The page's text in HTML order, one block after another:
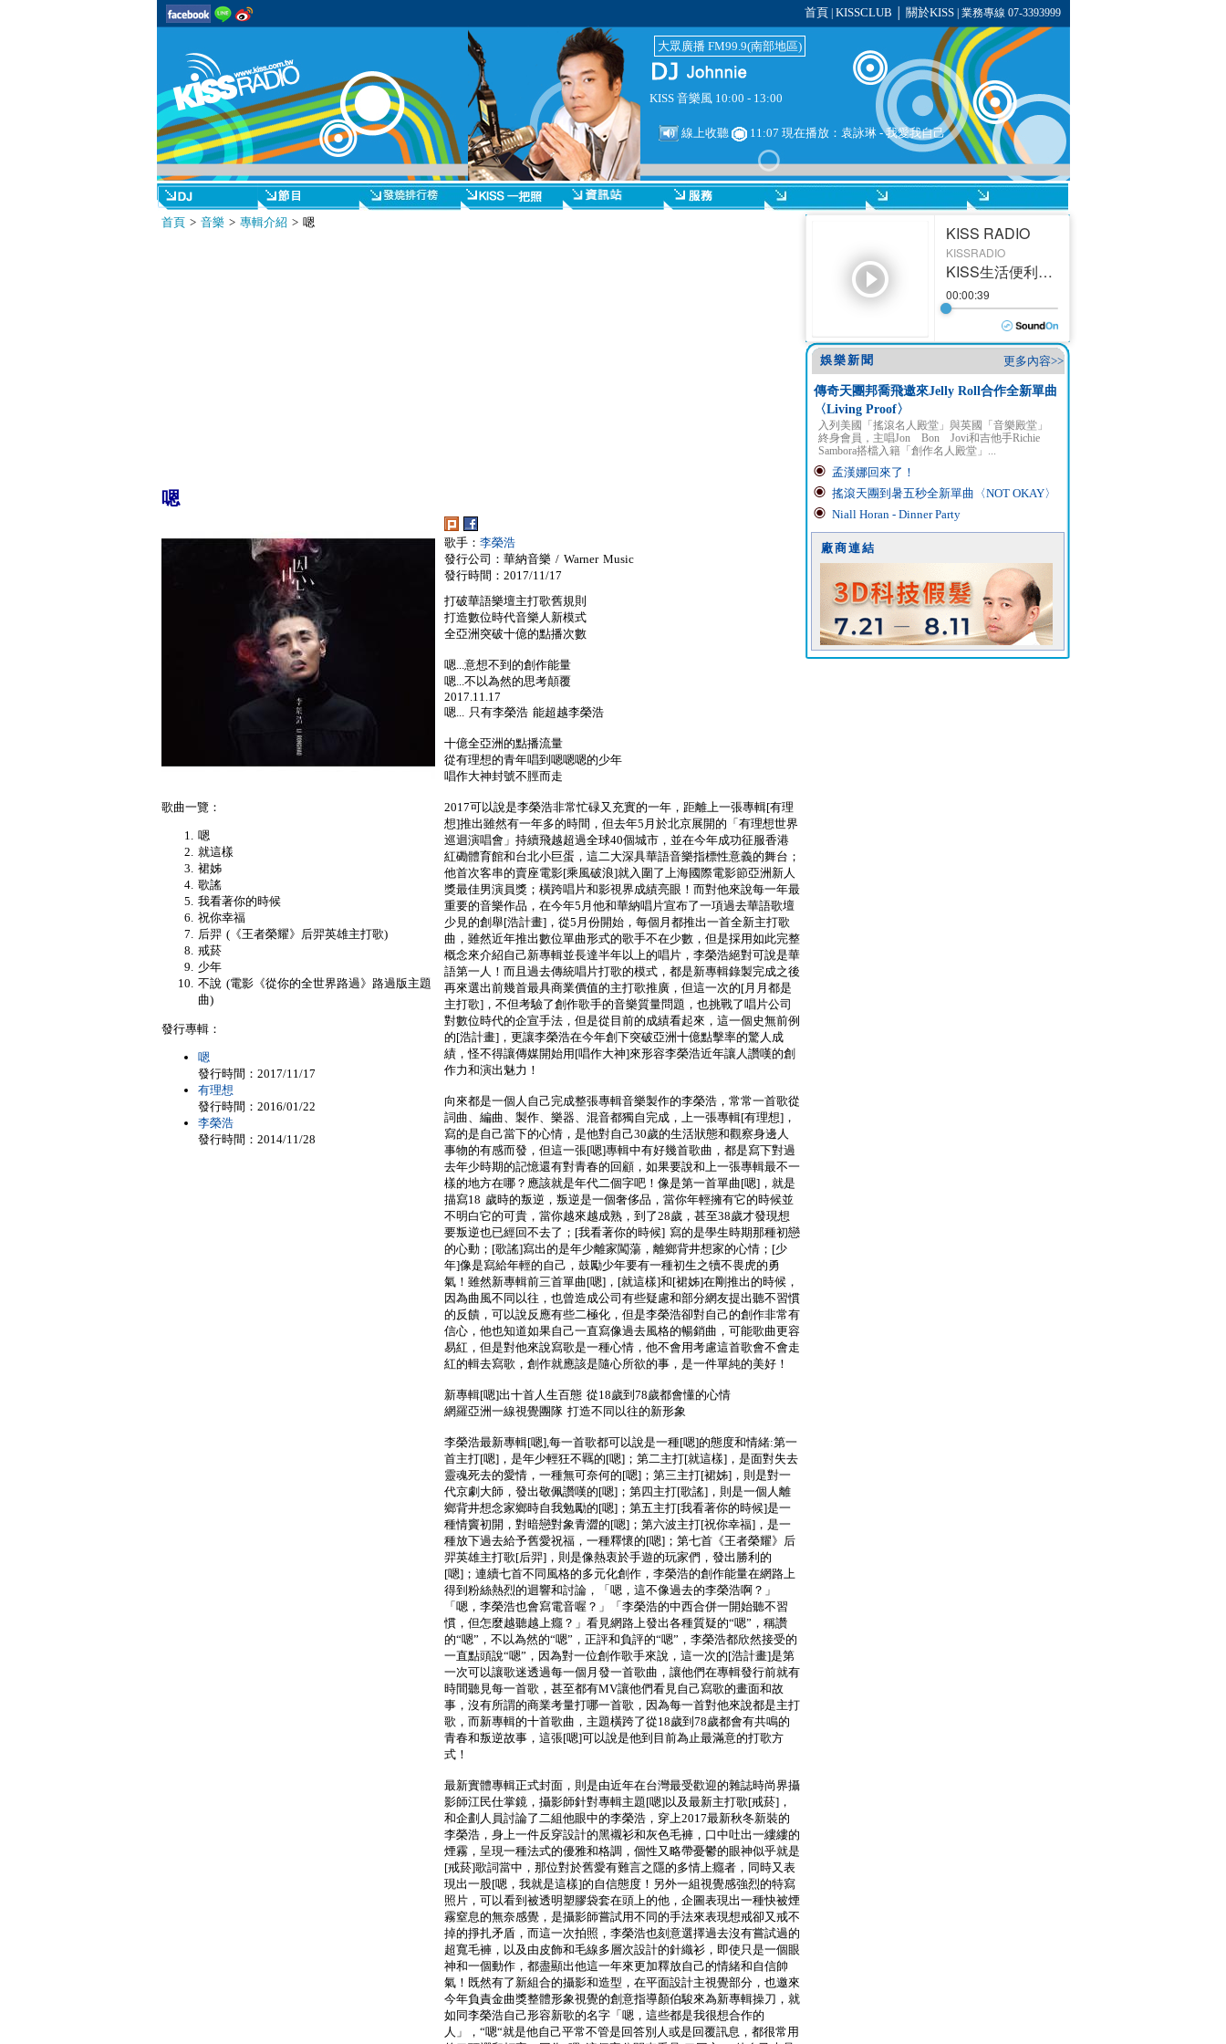
首頁 KISSCLUB 關於KISS| 業務專線 07-3393999
大眾廣播 FM99.9(南部地區)
KISS 音樂風 10:00 - 13:00
線上收聽 11:07 現在播放： 袁詠琳- 我愛我自己
首頁> 音樂> 專輯介紹 > 嗯
嗯
歌手： 李榮浩
發行公司：華納音樂 / Warner Music
發行時間：2017/11/17
打破華語樂壇主打歌舊規則
打造數位時代音樂人新模式
全亞洲突破十億的點播次數
嗯...意想不到的創作能量
嗯...不以為然的思考顛覆
2017.11.17
嗯... 只有李榮浩 能超越李榮浩
十億全亞洲的點播流量
從有理想的青年唱到嗯嗯嗯的少年
唱作大神封號不脛而走
2017可以說是李榮浩非常忙碌又充實的一年，距離上一張專輯[有理
想]推出雖然有一年多的時間，但去年5月於北京展開的「有理想世界
巡迴演唱會」持續飛越超過全球40個城市，並在今年成功征服香港
紅磡體育館和台北小巨蛋，這二大深具華語音樂指標性意義的舞台；
他首次客串的賣座電影[乘風破浪]就入圍了上海國際電影節亞洲新人
獎最佳男演員獎；橫跨唱片和影視界成績亮眼！而對他來說每一年最
重要的音樂作品，在今年5月他和華納唱片宣布了一項過去華語歌壇
少見的創舉[浩計畫]，從5月份開始，每個月都推出一首全新主打歌
曲，雖然近年推出數位單曲形式的歌手不在少數，但是採用如此完整
概念來介紹自己新專輯並長達半年以上的唱片，李榮浩絕對可說是華
語第一人！而且過去傳統唱片打歌的模式，都是新專輯錄製完成之後
再來選出前幾首最具商業價值的主打歌推廣，但這一次的[月月都是
主打歌]，不但考驗了創作歌手的音樂質量問題，也挑戰了唱片公司
對數位時代的企宣手法，但是從目前的成績看起來，這一個史無前例
的[浩計畫]，更讓李榮浩在今年創下突破亞洲十億點擊率的驚人成
績，怪不得讓傳媒開始用[唱作大神]來形容李榮浩近年讓人讚嘆的創
作力和演出魅力！
向來都是一個人自己完成整張專輯音樂製作的李榮浩，常常一首歌從
詞曲、編曲、製作、樂器、混音都獨自完成，上一張專輯[有理想]，
寫的是自己當下的心情，是他對自己30歲的生活狀態和觀察身邊人
事物的有感而發，但這一張[嗯]專輯中有好幾首歌曲，都是寫下對過
去年少時期的記憶還有對青春的回顧，如果要說和上一張專輯最不一
樣的地方在哪？應該就是年代二個字吧！像是第一首單曲[嗯]，就是
描寫18 歲時的叛逆，叛逆是一個奢侈品，當你年輕擁有它的時候並
不明白它的可貴，當你越來越成熟，到了28歲，甚至38歲才發現想
要叛逆也已經回不去了；[我看著你的時候] 寫的是學生時期那種初戀
的心動；[歌謠]寫出的是年少離家闖蕩，離鄉背井想家的心情；[少
年]像是寫給年輕的自己，鼓勵少年要有一種初生之犢不畏虎的勇
氣！雖然新專輯前三首單曲[嗯]，[就這樣]和[裙姊]在剛推出的時候，
因為曲風不同以往，也曾造成公司有些疑慮和部分網友提出聽不習慣
的反饋，可以說反應有些二極化，但是李榮浩卻對自己的創作非常有
信心，他也知道如果自己一直寫像過去風格的暢銷曲，可能歌曲更容
易紅，但是對他來說寫歌是一種心情，他不會用考慮這首歌會不會走
紅的輯去寫歌，創作就應該是隨心所欲的事，是一件單純的美好！
新專輯[嗯]出十首人生百態 從18歲到78歲都會懂的心情
網羅亞洲一線視覺團隊 打造不同以往的新形象
李榮浩最新專輯[嗯],每一首歌都可以說是一種[嗯]的態度和情緒:第一
首主打[嗯]，是年少輕狂不羈的[嗯]；第二主打[就這樣]，是面對失去
靈魂死去的愛情，一種無可奈何的[嗯]；第三主打[裙姊]，則是對一
代京劇大師，發出敬佩讚嘆的[嗯]；第四主打[歌謠]，則是一個人離
鄉背井想念家鄉時自我勉勵的[嗯]；第五主打[我看著你的時候]是一
種情竇初開，對暗戀對象青澀的[嗯]；第六波主打[祝你幸福]，是一
種放下過去給予舊愛祝福，一種釋懷的[嗯]；第七首《王者榮耀》后
羿英雄主打歌[后羿]，則是像熱衷於手遊的玩家們，發出勝利的
[嗯]；連續七首不同風格的多元化創作，李榮浩的創作能量在網路上
得到粉絲熱烈的迴響和討論，「嗯，這不像過去的李榮浩啊？」
「嗯，李榮浩也會寫電音喔？」「李榮浩的中西合併一開始聽不習
慣，但怎麼越聽越上癮？」看見網路上發出各種質疑的“嗯”，稱讚
的“嗯”，不以為然的“嗯”，正評和負評的“嗯”，李榮浩都欣然接受的
一直點頭說“嗯”，因為對一位創作歌手來說，這一次的[浩計畫]是第
一次可以讓歌迷透過每一個月發一首歌曲，讓他們在專輯發行前就有
時間聽見每一首歌，甚至都有MV讓他們看見自己寫歌的畫面和故
事，沒有所謂的商業考量打哪一首歌，因為每一首對他來說都是主打
歌，而新專輯的十首歌曲，主題橫跨了從18歲到78歲都會有共鳴的
青春和叛逆故事，這張[嗯]可以說是他到目前為止最滿意的打歌方
式！
最新實體專輯正式封面，則是由近年在台灣最受歡迎的雜誌時尚界攝
影師江民仕掌鏡，攝影師針對專輯主題[嗯]以及最新主打歌[戒菸]，
和企劃人員討論了二組他眼中的李榮浩，穿上2017最新秋冬新裝的
李榮浩，身上一件反穿設計的黑襯衫和灰色毛褲，口中吐出一縷縷的
煙霧，呈現一種法式的優雅和格調，個性又略帶憂鬱的眼神似乎就是
[戒菸]歌詞當中，那位對於舊愛有難言之隱的多情上癮者，同時又表
現出一股[嗯，我就是這樣]的自信態度！另外一組視覺感強烈的特寫
照片，可以看到被透明塑膠袋套在頭上的他，企圖表現出一種快被煙
霧窒息的無奈感覺，是攝影師嘗試用不同的手法來表現想戒卻又戒不
掉的掙扎矛盾，而這一次拍照，李榮浩也刻意選擇過去沒有嘗試過的
超寬毛褲，以及由皮飾和毛線多層次設計的針織衫，即使只是一個眼
神和一個動作，都盡顯出他這一年來更加釋放自己的情緒和自信帥
氣！既然有了新組合的攝影和造型，在平面設計主視覺部分，也邀來
今年負責金曲獎整體形象視覺的創意指導顏伯駿來為新專輯操刀，就
如同李榮浩自己形容新歌的名字「嗯，這些都是我很想合作的
人」，“嗯“就是他自己平常不管是回答別人或是回覆訊息，都很常用
歌曲一覽：
嗯
就這樣
裙姊
歌謠
我看著你的時候
祝你幸福
后羿 (《王者榮耀》后羿英雄主打歌)
戒菸
少年
不說 (電影《從你的全世界路過》路過版主題
曲)
發行專輯：
嗯
發行時間：2017/11/17
有理想
發行時間：2016/01/22
李榮浩
發行時間：2014/11/28
更多內容>>
娛樂新聞
傳奇天團邦喬飛邀來Jelly Roll合作全新單曲
〈Living Proof〉
入列美國「搖滾名人殿堂」與英國「音樂殿堂」
終身會員，主唱Jon Bon Jovi和吉他手Richie
Sambora搭檔入籍「創作名人殿堂」...
孟漢娜回來了！
搖滾天團到暑五秒全新單曲〈NOT OKAY〉
Niall Horan - Dinner Party
廠商連結